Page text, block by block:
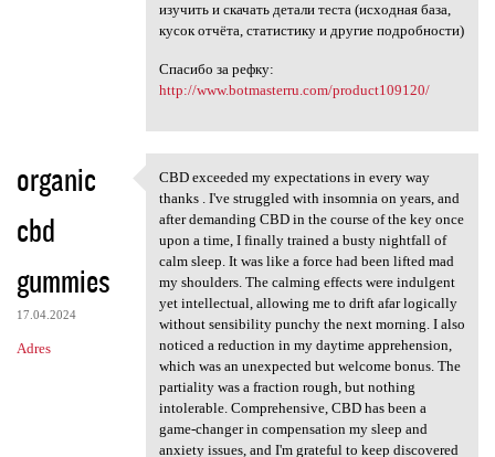
изучить и скачать детали теста (исходная база,
кусок отчёта, статистику и другие подробности)
Спасибо за рефку:
http://www.botmasterru.com/product109120/
organic
cbd
gummies
17.04.2024
Adres
CBD exceeded my expectations
CBD exceeded my expectations in every way
thanks . I've struggled with insomnia on years, and
after demanding CBD in the course of the key once
upon a time, I finally trained a busty nightfall of
calm sleep. It was like a force had been lifted mad
my shoulders. The calming effects were indulgent
yet intellectual, allowing me to drift afar logically
without sensibility punchy the next morning. I also
noticed a reduction in my daytime apprehension,
which was an unexpected but welcome bonus. The
partiality was a fraction rough, but nothing
intolerable. Comprehensive, CBD has been a
game-changer in compensation my sleep and
anxiety issues, and I'm grateful to keep discovered